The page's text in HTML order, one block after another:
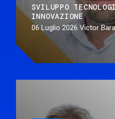
SVILUPPO
INNOVAZIONE
06 Luglio 2026 Victor